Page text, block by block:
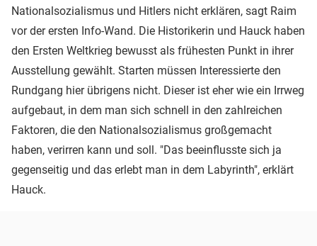
Nationalsozialismus und Hitlers nicht erklären, sagt Raim
vor der ersten Info-Wand. Die Historikerin und Hauck haben
den Ersten Weltkrieg bewusst als frühesten Punkt in ihrer
Ausstellung gewählt. Starten müssen Interessierte den
Rundgang hier übrigens nicht. Dieser ist eher wie ein Irrweg
aufgebaut, in dem man sich schnell in den zahlreichen
Faktoren, die den Nationalsozialismus großgemacht
haben, verirren kann und soll. "Das beeinflusste sich ja
gegenseitig und das erlebt man in dem Labyrinth", erklärt
Hauck.